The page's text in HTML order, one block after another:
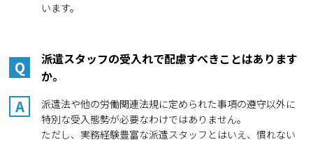
います。
Q
派遣スタッフの受入れで配慮すべきことはあります
か。
A
派遣法や他の労働関連法規に定められた事項の遵守以外に
特別な受入態勢が必要なわけではありません。
ただし、実務経験豊富な派遣スタッフとはいえ、慣れない